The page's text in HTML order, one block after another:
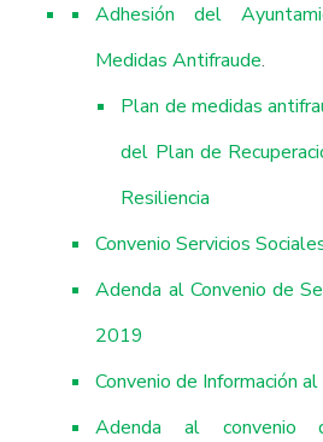
Adhesión del
Medidas Antifraude.
Plan de medidas
del Plan de
Resiliencia
Convenio Servicios
Adenda al Convenio de
2019
Convenio de Información
Adenda al convenio